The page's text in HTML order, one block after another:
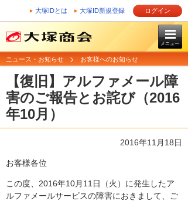
大塚IDとは 大塚ID新規登録 ログイン
メニュー
ニュース・お知らせ お客様へのお知らせ
【復旧】アルファメール障
害のご報告とお詫び（2016
年10月）
2016年11月18日
お客様各位
この度、2016年10月11日（火）に発生したア
ルファメールサービスの障害におきまして、ご